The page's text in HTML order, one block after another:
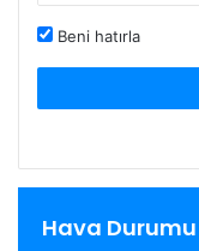
Beni hatırla
Hava Durumu